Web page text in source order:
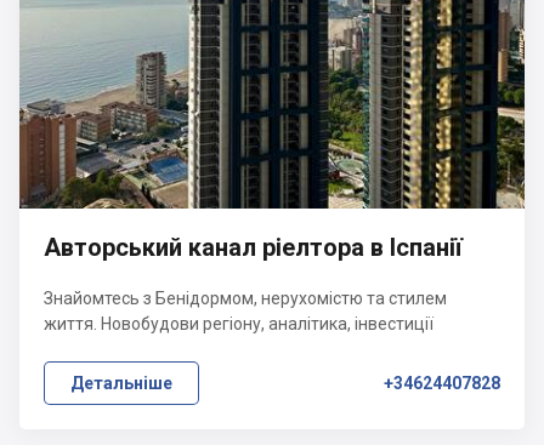
Авторський канал ріелтора в Іспанії
Знайомтесь з Бенідормом, нерухомістю та стилем
життя. Новобудови регіону, аналітика, інвестиції
Детальніше +34624407828